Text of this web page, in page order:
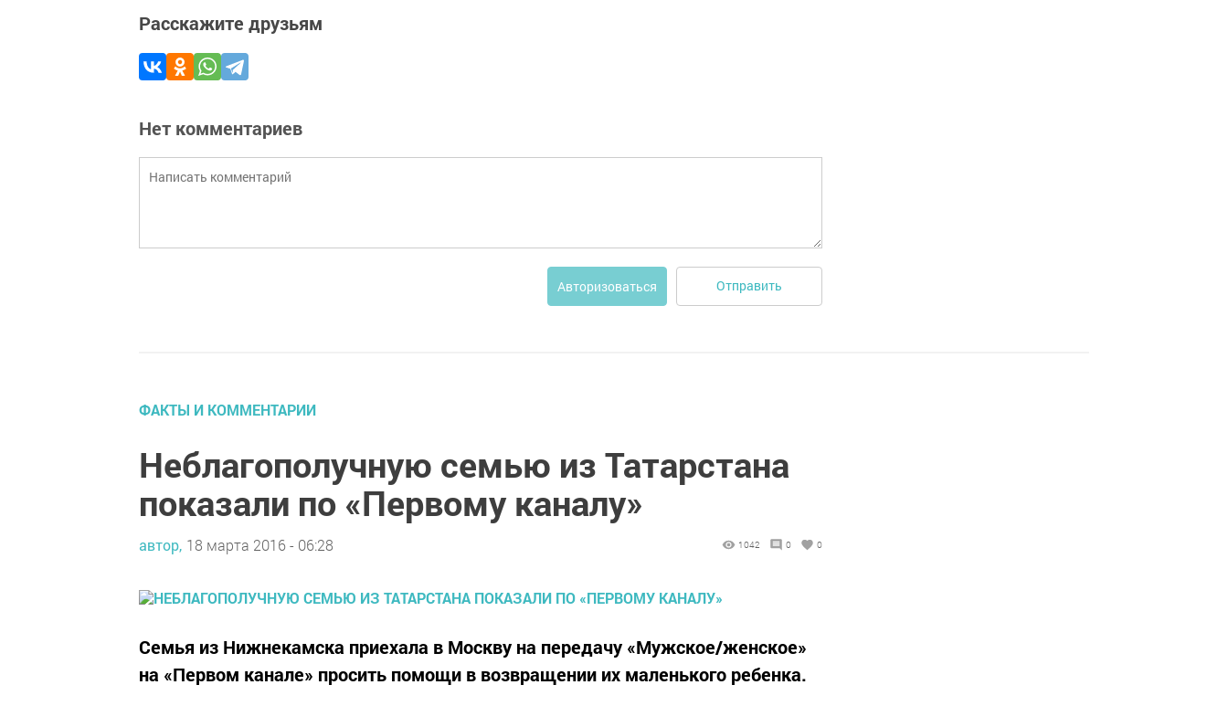
Расскажите друзьям
Нет комментариев
Авторизоваться Отправить
ФАКТЫ И КОММЕНТАРИИ
Неблагополучную семью из Татарстана
показали по «Первому каналу»
автор, 18 марта 2016 - 06:28 1042 0 0
Семья из Нижнекамска приехала в Москву на передачу «Мужское/женское»
на «Первом канале» просить помощи в возвращении их маленького ребенка.